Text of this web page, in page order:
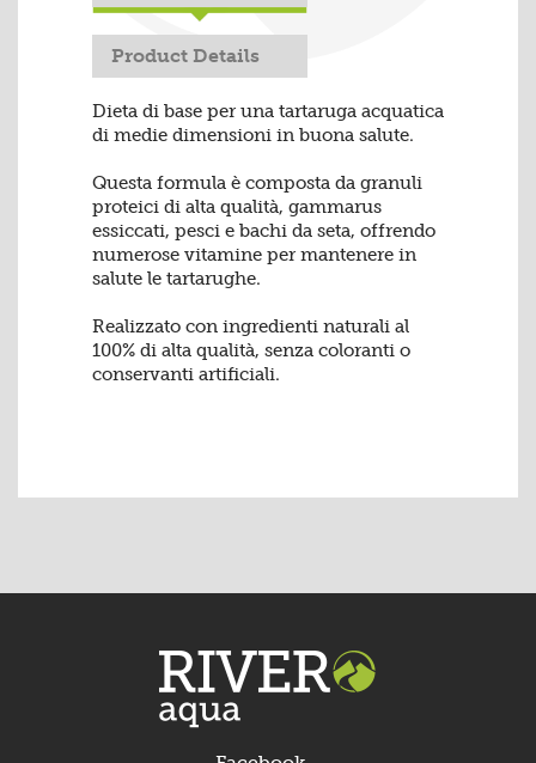
Product Details
Dieta di base per una tartaruga acquatica
di medie dimensioni in buona salute.
Questa formula è composta da granuli
proteici di alta qualità, gammarus
essiccati, pesci e bachi da seta, offrendo
numerose vitamine per mantenere in
salute le tartarughe.
Realizzato con ingredienti naturali al
100% di alta qualità, senza coloranti o
conservanti artificiali.